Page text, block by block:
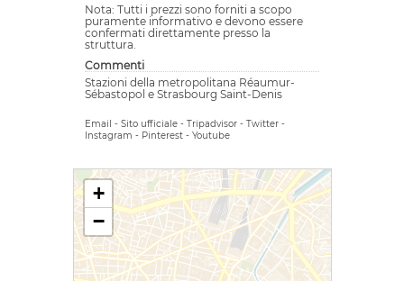
Nota: Tutti i prezzi sono forniti a scopo
puramente informativo e devono essere
confermati direttamente presso la
struttura.
Commenti
Stazioni della metropolitana Réaumur-
Sébastopol e Strasbourg Saint-Denis
Email - Sito ufficiale - Tripadvisor - Twitter -
Instagram - Pinterest - Youtube
+
−